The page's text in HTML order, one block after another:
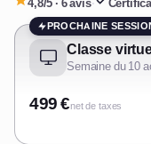
PROCHAINE
Classe
Semaine du 10
499 €net de taxes